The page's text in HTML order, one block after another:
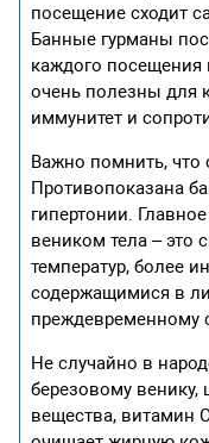
посещение сходит
Банные гурманы
каждого посещения
очень полезны для
иммунитет и
Важно помнить, что
Противопоказана
гипертонии.
веником тела – это
температур, более
содержащимися в
преждевременному
Не случайно в
березовому
вещества, витамин